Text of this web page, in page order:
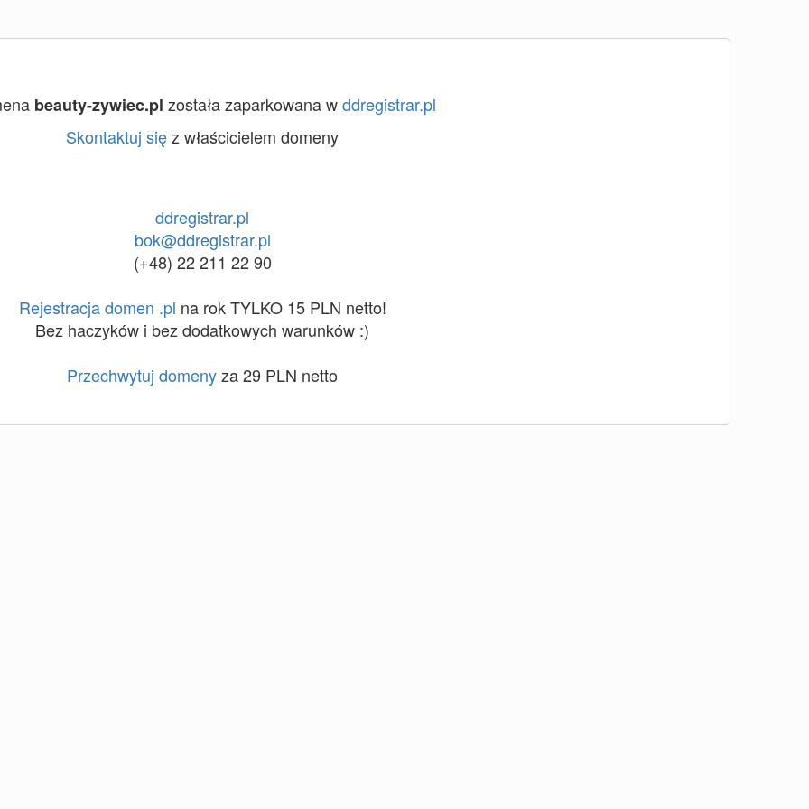
beauty-zywiec.pl została zaparkowana wddregistrar.pl
Skontaktuj sięz właścicielem domeny
ddregistrar.pl
bok@ddregistrar.pl
(+48) 22 211 22 90
Rejestracja domen .pl na rok TYLKO 15 PLN netto!
Bez haczyków i bez dodatkowych warunków :)
Przechwytuj domenyza 29 PLN netto